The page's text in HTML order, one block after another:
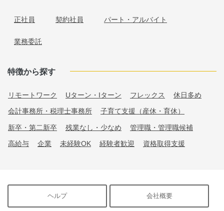
正社員 契約社員 パート・アルバイト
業務委託
特徴から探す
リモートワーク Uターン・Iターン フレックス 休日多め
会計事務所・税理士事務所 子育て支援（産休・育休）
新卒・第二新卒 残業なし・少なめ 管理職・管理職候補
高給与 企業 未経験OK 経験者歓迎 資格取得支援
ヘルプ 会社概要